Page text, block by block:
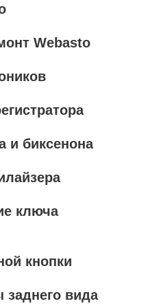
Webasto
и биксенона
ключа
кнопки
заднего вида